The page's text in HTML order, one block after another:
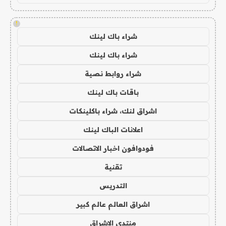
!
شراء باك لينك
شراء باك لينك
شراء روابط نصية
باقات باك لينك
اشراق لنك، شراء باكلينكات
اعلانات الباك لينك
فودوافون اخبار الاتصالات
تقنية
التدريس
اشراق العالم عالم كبير
منتدى الاشراق